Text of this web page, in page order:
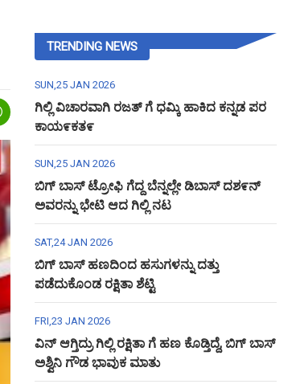
TRENDING NEWS
SUN,25 JAN 2026
ಗಿಲ್ಲಿ ವಿಚಾರವಾಗಿ ರಜತ್ ಗೆ ಧಮ್ಕಿ ಹಾಕಿದ ಕನ್ನಡ ಪರ
ಕಾಯ೯ಕತ೯
SUN,25 JAN 2026
ಬಿಗ್ ಬಾಸ್ ಟ್ರೋಫಿ ಗೆದ್ದ ಬೆನ್ನಲ್ಲೇ ಡಿಬಾಸ್ ದಶ೯ನ್
ಅವರನ್ನು ಭೇಟಿ ಆದ ಗಿಲ್ಲಿ ನಟ
SAT,24 JAN 2026
ಬಿಗ್ ಬಾಸ್ ಹಣದಿಂದ ಹಸುಗಳನ್ನು ದತ್ತು
ಪಡೆದುಕೊಂಡ ರಕ್ಷಿತಾ ಶೆಟ್ಟಿ
FRI,23 JAN 2026
ವಿನ್ ಆಗ್ತಿದ್ರು ಗಿಲ್ಲಿ ರಕ್ಷಿತಾ ಗೆ ಹಣ ಕೊಡ್ತಿದ್ದೆ, ಬಿಗ್ ಬಾಸ್
ಅಶ್ವಿನಿ ಗೌಡ ಭಾವುಕ ಮಾತು